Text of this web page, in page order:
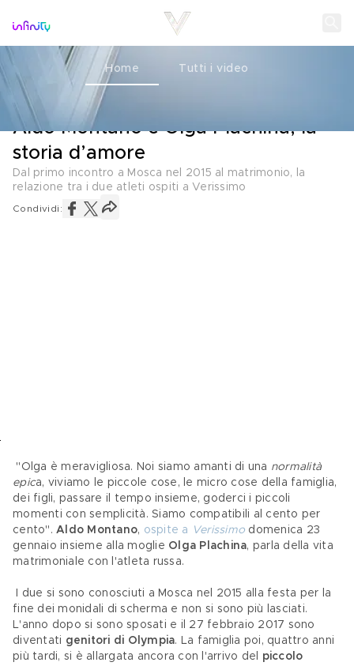
Home Tutti i video
LA COPPIA
Aldo Montano e Olga Plachina, la
storia d’amore
Dal primo incontro a Mosca nel 2015 al matrimonio, la
relazione tra i due atleti ospiti a Verissimo
Condividi:
"Olga è meravigliosa. Noi siamo amanti di una normalità
epica, viviamo le piccole cose, le micro cose della famiglia,
dei figli, passare il tempo insieme, goderci i piccoli
momenti con semplicità. Siamo compatibili al cento per
cento". Aldo Montano, ospite a Verissimo domenica 23
gennaio insieme alla moglie Olga Plachina, parla della vita
matrimoniale con l'atleta russa.
fine dei monidali di scherma e non si sono più lasciati.
L'anno dopo si sono sposati e il 27 febbraio 2017 sono
diventati genitori di Olympia. La famiglia poi, quattro anni
più tardi, si è allargata ancora con l'arrivo del
piccolo